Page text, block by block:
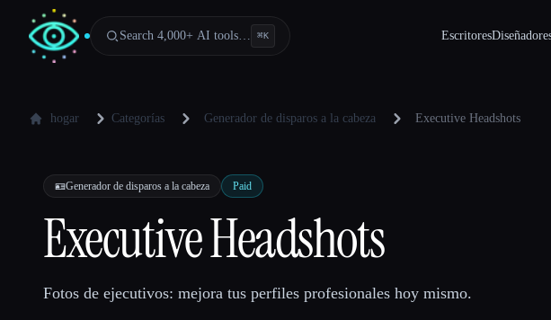
Search 4,000+ AI tools… ⌘K Escritores
hogar Categorías Generador de disparos a la cabeza Executive Headshots
🪪Generador de disparos a la cabeza Paid
Executive Headshots
Fotos de ejecutivos: mejora tus perfiles profesionales hoy mismo.